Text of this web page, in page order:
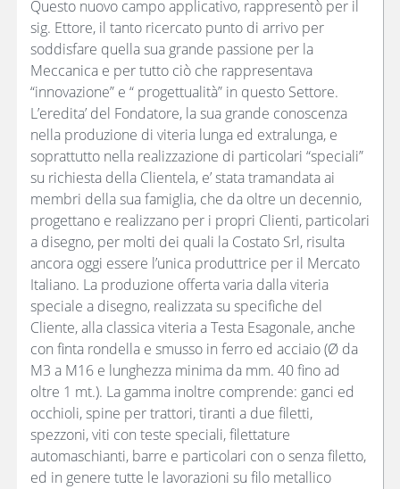
Questo nuovo campo applicativo, rappresentò per il
sig. Ettore, il tanto ricercato punto di arrivo per
soddisfare quella sua grande passione per la
Meccanica e per tutto ciò che rappresentava
“innovazione” e “ progettualità” in questo Settore.
L’eredita’ del Fondatore, la sua grande conoscenza
nella produzione di viteria lunga ed extralunga, e
soprattutto nella realizzazione di particolari “speciali”
su richiesta della Clientela, e’ stata tramandata ai
membri della sua famiglia, che da oltre un decennio,
progettano e realizzano per i propri Clienti, particolari
a disegno, per molti dei quali la Costato Srl, risulta
ancora oggi essere l’unica produttrice per il Mercato
Italiano. La produzione offerta varia dalla viteria
speciale a disegno, realizzata su specifiche del
Cliente, alla classica viteria a Testa Esagonale, anche
con finta rondella e smusso in ferro ed acciaio (Ø da
M3 a M16 e lunghezza minima da mm. 40 fino ad
oltre 1 mt.). La gamma inoltre comprende: ganci ed
occhioli, spine per trattori, tiranti a due filetti,
spezzoni, viti con teste speciali, filettature
automaschianti, barre e particolari con o senza filetto,
ed in genere tutte le lavorazioni su filo metallico